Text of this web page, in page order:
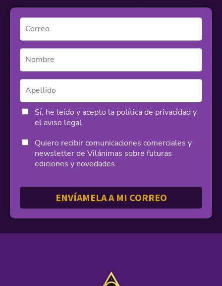
Sí, he leído y acepto la política de privacidad y
el aviso legal.
Quiero recibir comunicaciones comerciales y
newsletter de Vilánimas sobre futuras
ediciones y novedades.
ENVÍAMELA A MI CORREO